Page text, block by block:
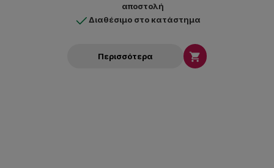
αποστολή
Διαθέσιμο στο κατάστημα
Περισσότερα 